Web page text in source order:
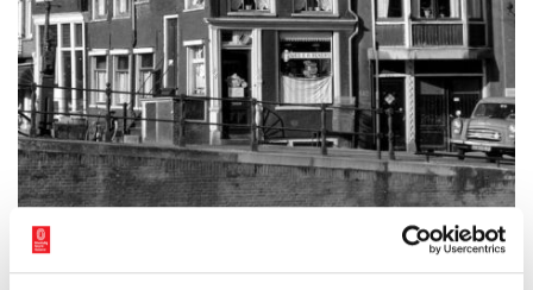
Prinsengracht 564 en 562 vóór restauratie. Foto: Bureau Monumenten &
Archeologie.